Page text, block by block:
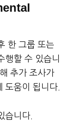
한 그룹 또는
행할 수 있습니
추가 조사가
도움이 됩니다.
습니다.